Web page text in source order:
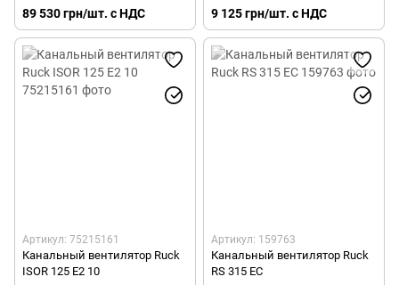
89 530 грн/шт. с НДС 9 125 грн/шт. с НДС
Артикул: 75215161
Канальный вентилятор Ruck
ISOR 125 E2 10
Артикул: 159763
Канальный вентилятор Ruck
RS 315 EC